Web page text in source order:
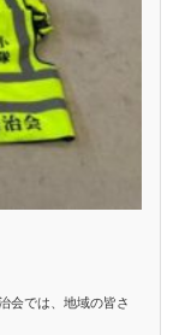
会では、地域の皆さ